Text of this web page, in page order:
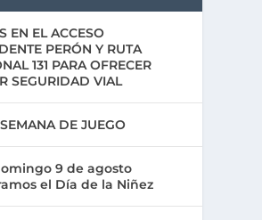
EN EL ACCESO
PERÓN Y RUTA
131 PARA OFRECER
SEGURIDAD VIAL
DE JUEGO
9 de agosto
el Día de la Niñez